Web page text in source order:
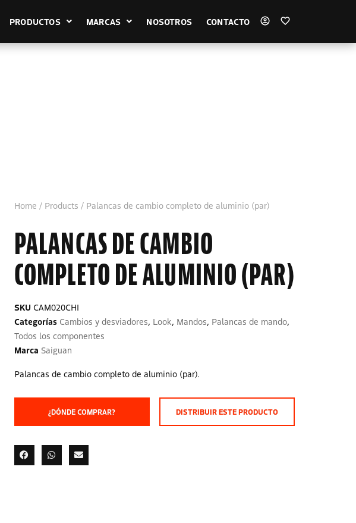
PRODUCTOS MARCAS NOSOTROS CONTACTO
Home / Products / Palancas de cambio completo de aluminio (par)
PALANCAS DE CAMBIO
COMPLETO DE ALUMINIO (PAR)
SKU CAM020CHI
Categorías Cambios y desviadores, Look, Mandos, Palancas de mando,
Todos los componentes
Marca Saiguan
Palancas de cambio completo de aluminio (par).
¿DÓNDE COMPRAR? DISTRIBUIR ESTE PRODUCTO